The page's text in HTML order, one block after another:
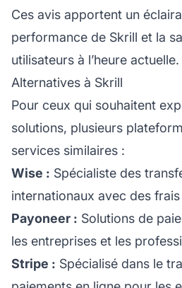
Ces avis apportent un
performance de Skrill et la
utilisateurs à l’heure actuelle.
Alternatives à Skrill
Pour ceux qui souhaitent
solutions, plusieurs
services similaires :
Wise : Spécialiste des
internationaux avec des
Payoneer : Solutions de
les entreprises et les
Stripe : Spécialisé dans le